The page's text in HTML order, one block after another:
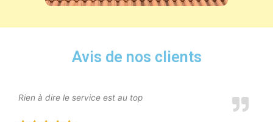
Avis de nos clients
Rien à dire le service est au top